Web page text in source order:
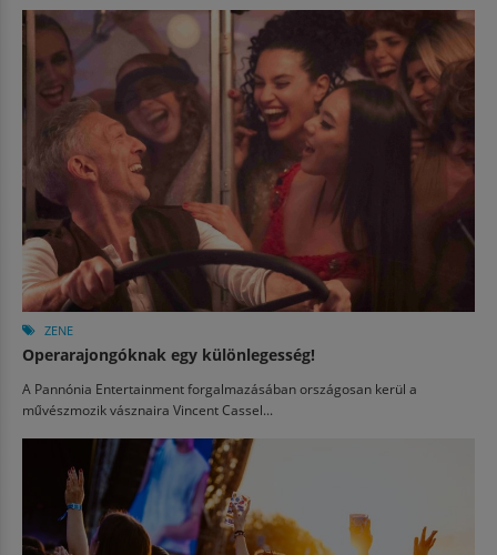
ZENE
Operarajongóknak egy különlegesség!
A Pannónia Entertainment forgalmazásában országosan kerül a
művészmozik vásznaira Vincent Cassel...